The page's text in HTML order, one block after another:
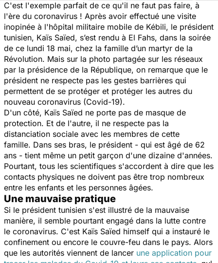
C'est l'exemple parfait de ce qu'il ne faut pas faire, à
l'ère du coronavirus ! Après avoir effectué une visite
inopinée à l'hôpital militaire mobile de Kébili, le président
tunisien, Kaïs Saïed, s’est rendu à El Fahs, dans la soirée
de ce lundi 18 mai, chez la famille d’un martyr de la
Révolution. Mais sur la photo partagée sur les réseaux
par la présidence de la République, on remarque que le
président ne respecte pas les gestes barrières qui
permettent de se protéger et protéger les autres du
nouveau coronavirus (Covid-19).
D'un côté, Kaïs Saïed ne porte pas de masque de
protection. Et de l'autre, il ne respecte pas la
distanciation sociale avec les membres de cette
famille. Dans ses bras, le président - qui est âgé de 62
ans - tient même un petit garçon d'une dizaine d'années.
Pourtant, tous les scientifiques s'accordent à dire que les
contacts physiques ne doivent pas être trop nombreux
entre les enfants et les personnes âgées.
Une mauvaise pratique
Si le président tunisien s'est illustré de la mauvaise
manière, il semble pourtant engagé dans la lutte contre
le coronavirus. C'est Kaïs Saïed himself qui a instauré le
confinement ou encore le couvre-feu dans le pays. Alors
que les autorités viennent de lancer une application pour